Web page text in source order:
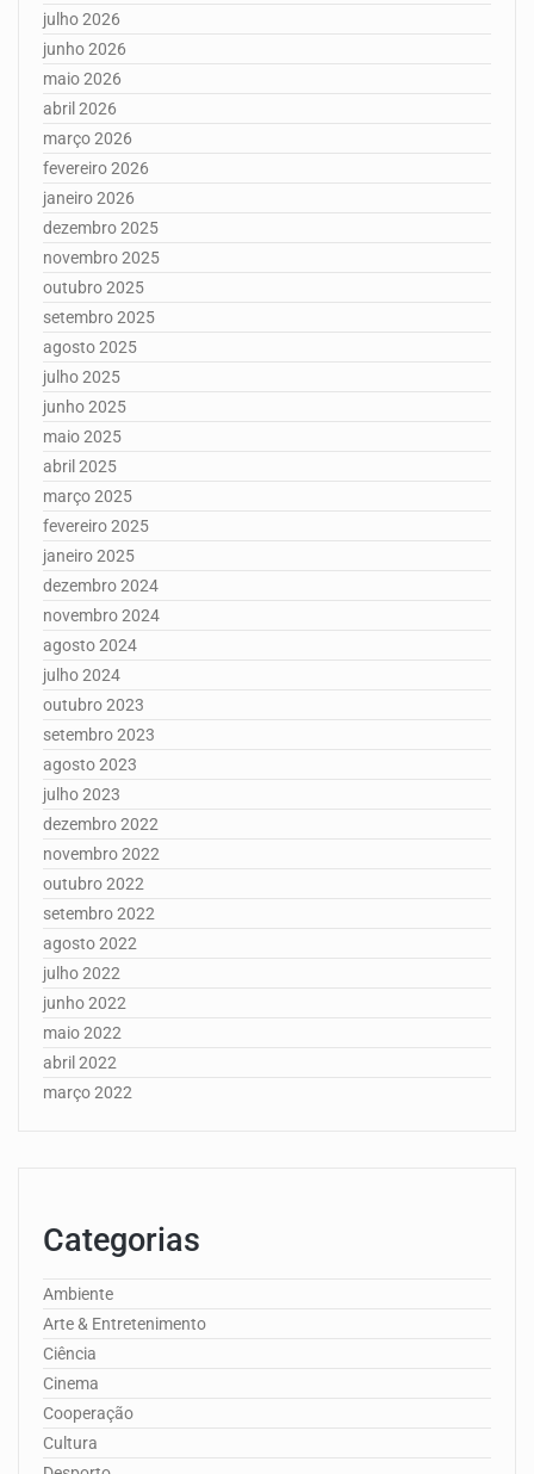
julho 2026
junho 2026
maio 2026
abril 2026
março 2026
fevereiro 2026
janeiro 2026
dezembro 2025
novembro 2025
outubro 2025
setembro 2025
agosto 2025
julho 2025
junho 2025
maio 2025
abril 2025
março 2025
fevereiro 2025
janeiro 2025
dezembro 2024
novembro 2024
agosto 2024
julho 2024
outubro 2023
setembro 2023
agosto 2023
julho 2023
dezembro 2022
novembro 2022
outubro 2022
setembro 2022
agosto 2022
julho 2022
junho 2022
maio 2022
abril 2022
março 2022
Categorias
Ambiente
Arte & Entretenimento
Ciência
Cinema
Cooperação
Cultura